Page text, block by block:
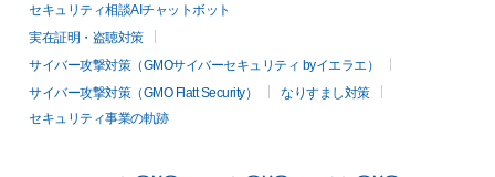
セキュリティ相談AIチャットボット
実在証明・盗聴対策
サイバー攻撃対策（GMOサイバーセキュリティ byイエラエ）
サイバー攻撃対策（GMO Flatt Security）
なりすまし対策
セキュリティ事業の軌跡